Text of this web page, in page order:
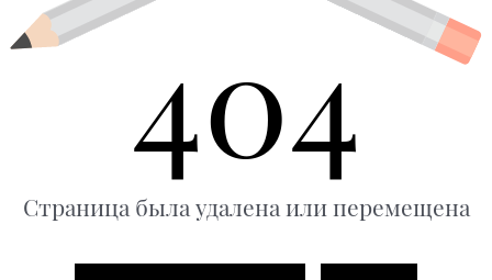
404
Страница была удалена или перемещена